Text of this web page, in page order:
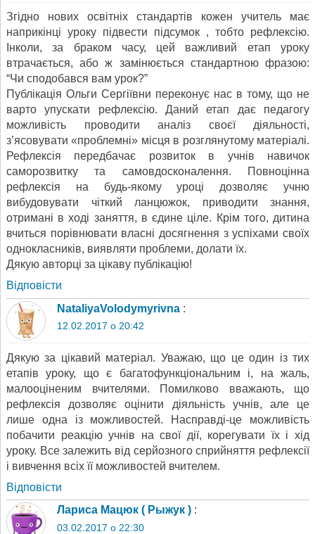
Згідно нових освітніх стандартів кожен учитель має
наприкінці уроку підвести підсумок , тобто рефлексію.
Інколи, за браком часу, цей важливий етап уроку
втрачається, або ж замінюється стандартною фразою:
“Чи сподобався вам урок?”
Публікація Ольги Сергіївни переконує нас в тому, що не
варто упускати рефлексію. Даний етап дає педагогу
можливість проводити аналіз своєї діяльності,
з’ясовувати «проблемні» місця в розглянутому матеріалі.
Рефлексія передбачає розвиток в учнів навичок
саморозвитку та самовдосконалення. Повноцінна
рефлексія на будь-якому уроці дозволяє учню
вибудовувати чіткий ланцюжок, приводити знання,
отримані в ході заняття, в єдине ціле. Крім того, дитина
вчиться порівнювати власні досягнення з успіхами своїх
однокласників, виявляти проблеми, долати їх.
Дякую авторці за цікаву публікацію!
Відповіcти
NataliyaVolodymyrivna :
12.02.2017 о 20:42
Дякую за цікавий матеріал. Уважаю, що це один із тих
етапів уроку, що є багатофункціональним і, на жаль,
малооціненим вчителями. Помилково вважають, що
рефлексія дозволяє оцінити діяльність учнів, але це
лише одна із можливостей. Насправді-це можливість
побачити реакцію учнів на свої дії, корегувати їх і хід
уроку. Все залежить від серйозного сприйняття рефлексії
і вивчення всіх її можливостей вчителем.
Відповіcти
Лариса Мацюк ( Рыжук ) :
03.02.2017 о 22:30